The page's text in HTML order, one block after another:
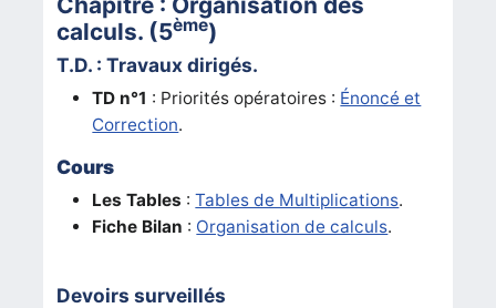
calculs. (5ème)
T.D. : Travaux dirigés.
TD n°1 : Priorités opératoires : Énoncé et
Correction.
Cours
Les Tables :Tables de Multiplications.
Fiche Bilan : Organisation de calculs.
Devoirs surveillés